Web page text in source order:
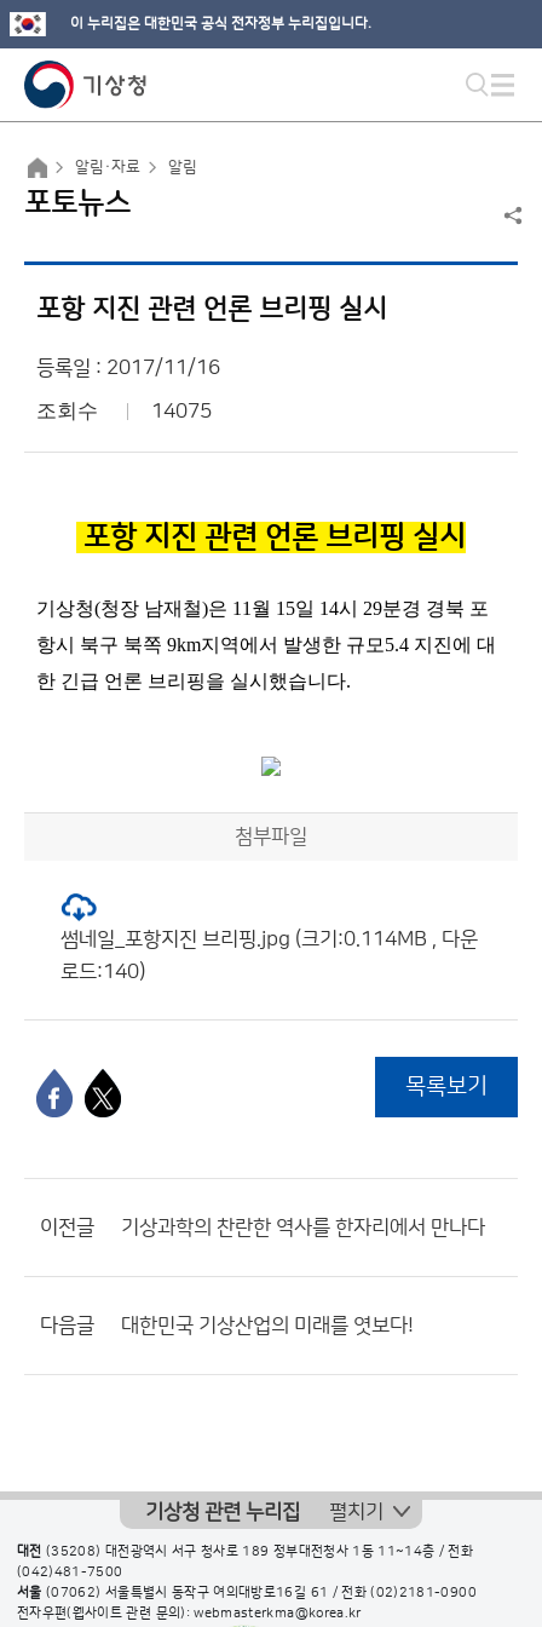
이 누리집은 대한민국 공식 전자정부 누리집입니다.
알림·자료 알림
포토뉴스
포항 지진 관련 언론 브리핑 실시
등록일 : 2017/11/16
조회수 14075
포항 지진 관련 언론 브리핑 실시
기상청(청장 남재철)은 11 월 15일 14시 29분경 경북 포
항시 북구 북쪽 9km지역에서 발생한 규모 5.4 지진에 대
한 긴급 언론 브리핑을 실시했습니다.
첨부파일
썸네일_포항지진 브리핑.jpg (크기:0.114MB , 다운
로드:140)
목록보기
이전글 기상과학의 찬란한 역사를 한자리에서 만나다
다음글 대한민국 기상산업의 미래를 엿보다!
기상청 관련 누리집 펼치기
대전 (35208) 대전광역시 서구 청사로 189 정부대전청사 1동 11~14층 / 전화
(042)481-7500
서울 (07062) 서울특별시 동작구 여의대방로16길 61 / 전화(02)2181-0900
전자우편(웹사이트 관련 문의): webmasterkma@korea.kr